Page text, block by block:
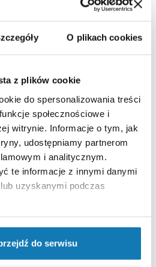
O plikach cookies
z plików cookie
do spersonalizowania treści
społecznościowe i
witrynie. Informacje o tym, jak
udostępniamy partnerom
i analitycznym.
te informacje z innymi danymi
uzyskanymi podczas
do serwisu
Edukacji Historycznej
Kup bilet przez internet w
pierwszej kolejności!
.
tutaj.
minimum 200 gości imprezy,
w przedsprzedaży mamy
najnowszy, przedpremierowy,
prosto do celu!